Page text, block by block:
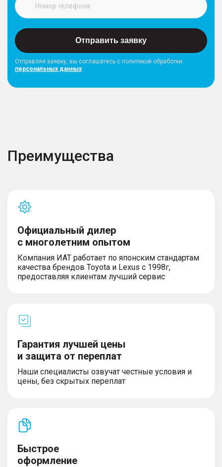
Отправить заявку
Отправляя заявку, вы соглашатесь с политикой обработки
персональных данных
Преимущества
Официальный дилер
с многолетним опытом
Компания ИАТ работает по японским стандартам
качества брендов Toyota и Lexus с 1998г,
предоставляя клиентам лучший сервис
Гарантия лучшей цены
и защита от переплат
Наши специалисты озвучат честные условия и
цены, без скрытых переплат
Быстрое
оформление